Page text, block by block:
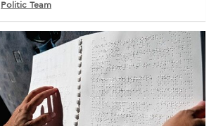
Politic Team